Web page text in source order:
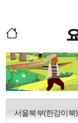
서울북부(한강이북)